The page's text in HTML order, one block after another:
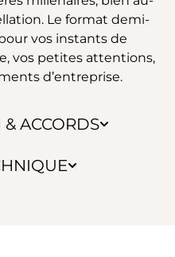
ACCORDS
Le format demi-
vos instants de
vos petites attentions,
d’entreprise.